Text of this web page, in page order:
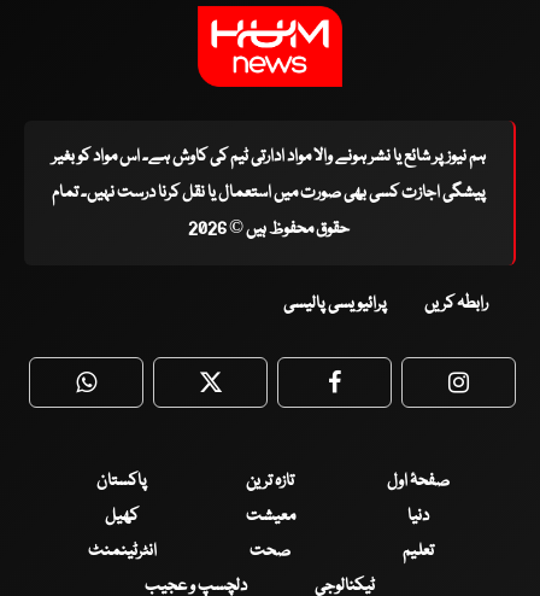
ہم نیوز پر شائع یا نشر ہونے والا مواد ادارتی ٹیم کی کاوش ہے۔ اس مواد کو بغیر
پیشگی اجازت کسی بھی صورت میں استعمال یا نقل کرنا درست نہیں۔ تمام
حقوق محفوظ ہیں © 2026
رابطہ کریں پرائیویسی پالیسی
WhatsApp Twitter Facebook
صفحۂ اول تازہ ترین
پاکستان
دنیا
معیشت
کھیل
تعلیم
صحت
انٹرٹینمنٹ
ٹیکنالوجی
دلچسپ و عجیب